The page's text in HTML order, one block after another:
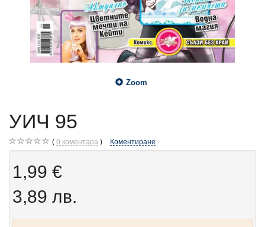
Zoom
УИЧ 95
0 коментара Коментиране
1,99 €
3,89 лв.